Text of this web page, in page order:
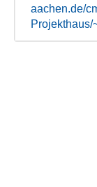
aachen.de/
Projekthaus/